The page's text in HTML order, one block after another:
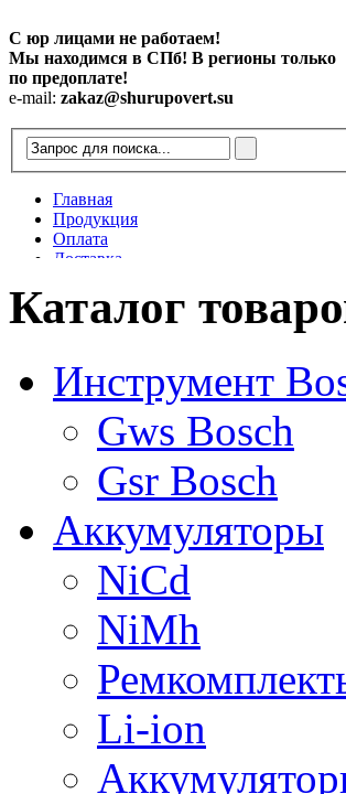
С юр лицами не работаем!
Мы находимся в СПб! В регионы только
по предоплате!
e-mail: zakaz@shurupovert.su
Главная
Продукция
Оплата
Доставка
Статьи
Каталог
Инструмент
Gws Bosch
Gsr Bosch
Аккумуляторы
NiCd
NiMh
Li-ion